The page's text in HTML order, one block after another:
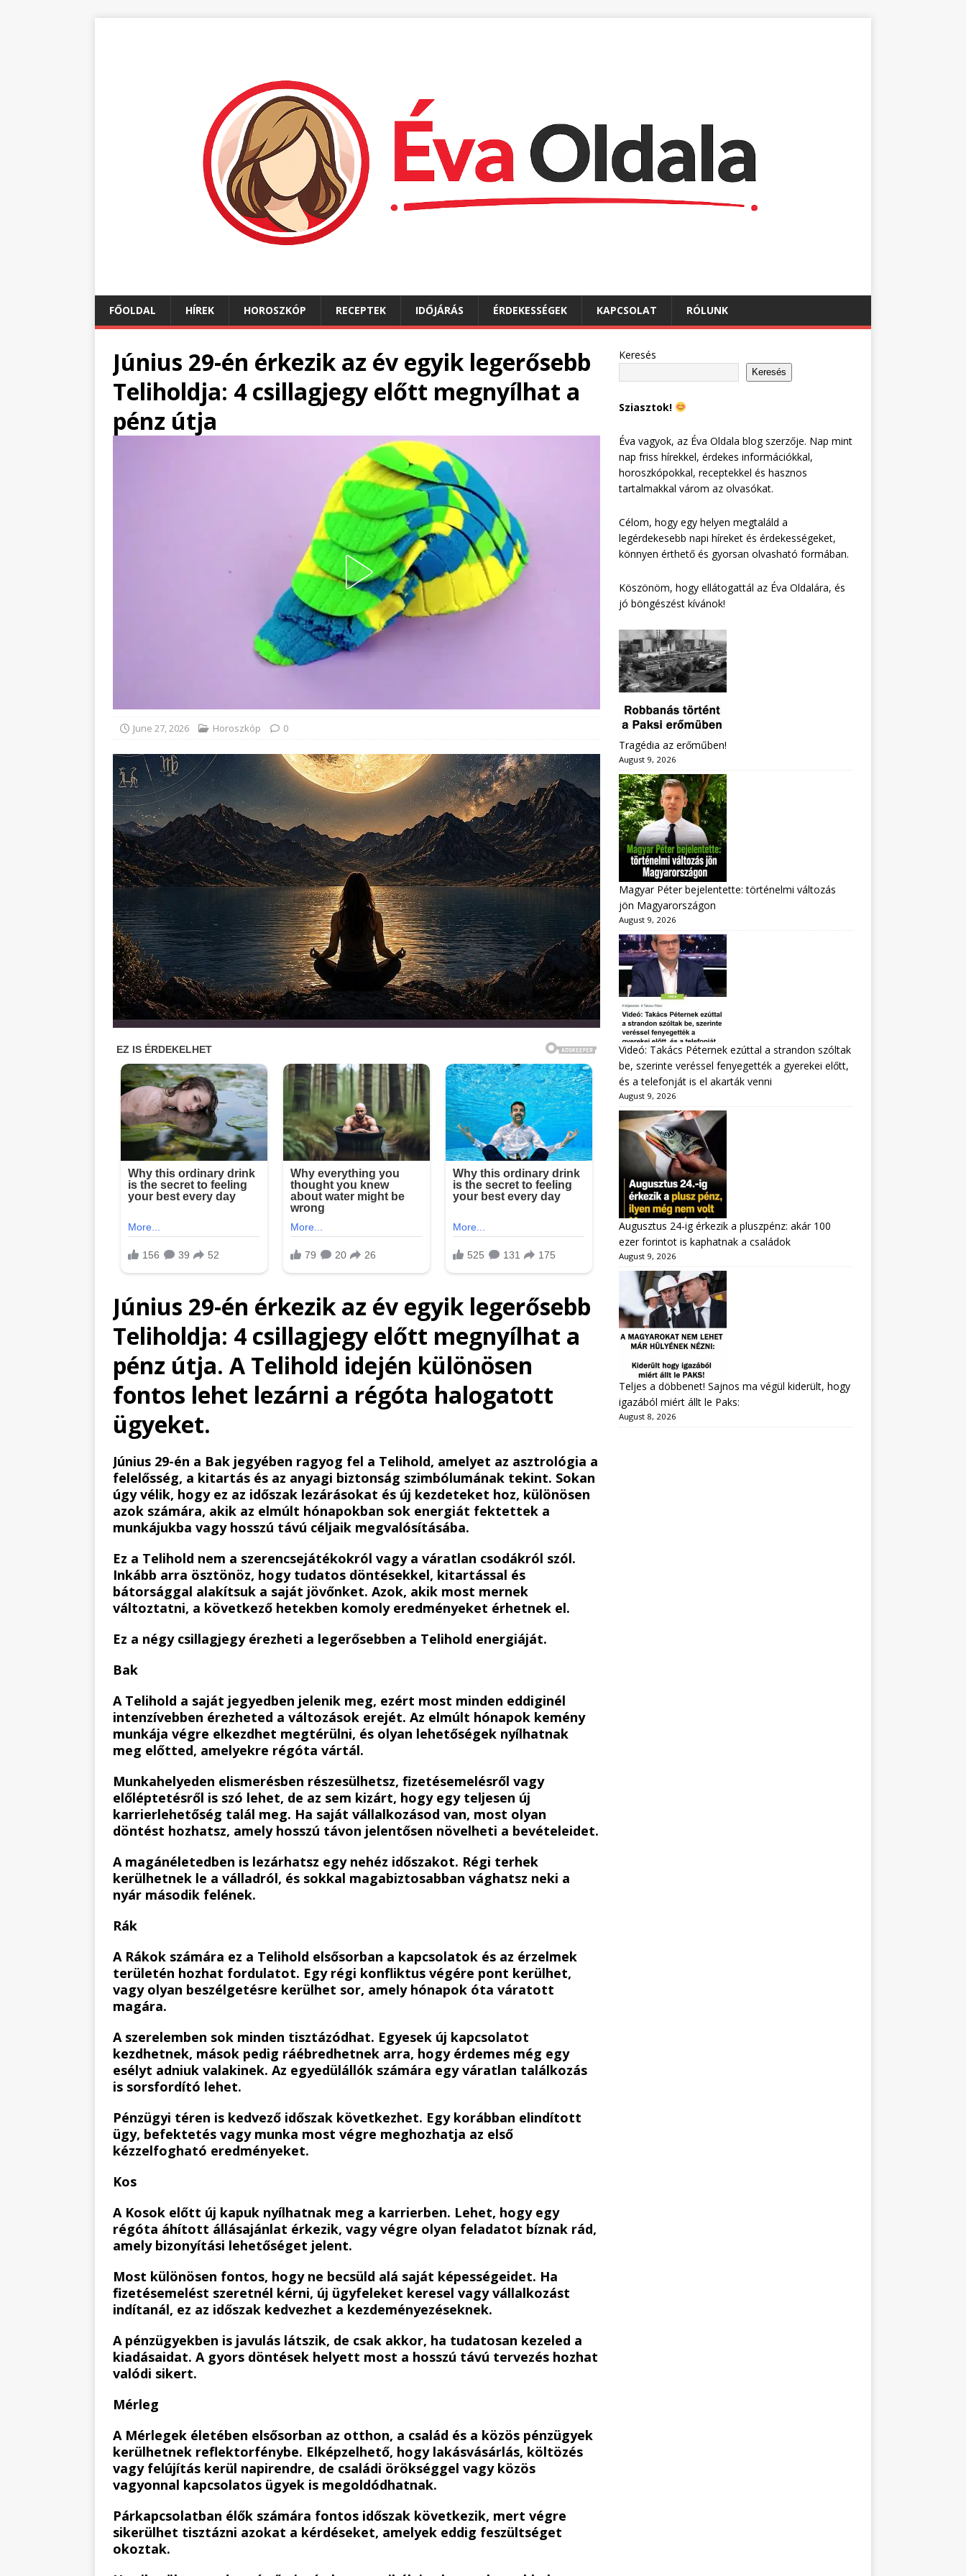
FŐOLDAL HÍREK HOROSZKÓP RECEPTEK IDŐJÁRÁS ÉRDEKESSÉGEK KAPCSOLAT RÓLUNK
Június 29-én érkezik az év egyik legerősebb
Teliholdja: 4 csillagjegy előtt megnyílhat a
pénz útja
June 27, 2026 Horoszkóp 0
Június 29-én érkezik az év egyik legerősebb
Teliholdja: 4 csillagjegy előtt megnyílhat a
pénz útja. A Telihold idején különösen
fontos lehet lezárni a régóta halogatott
ügyeket.
Június 29-én a Bak jegyében ragyog fel a Telihold, amelyet az asztrológia a
felelősség, a kitartás és az anyagi biztonság szimbólumának tekint. Sokan
úgy vélik, hogy ez az időszak lezárásokat és új kezdeteket hoz, különösen
azok számára, akik az elmúlt hónapokban sok energiát fektettek a
munkájukba vagy hosszú távú céljaik megvalósításába.
Ez a Telihold nem a szerencsejátékokról vagy a váratlan csodákról szól.
Inkább arra ösztönöz, hogy tudatos döntésekkel, kitartással és
bátorsággal alakítsuk a saját jövőnket. Azok, akik most mernek
változtatni, a következő hetekben komoly eredményeket érhetnek el.
Ez a négy csillagjegy érezheti a legerősebben a Telihold energiáját.
Bak
A Telihold a saját jegyedben jelenik meg, ezért most minden eddiginél
intenzívebben érezheted a változások erejét. Az elmúlt hónapok kemény
munkája végre elkezdhet megtérülni, és olyan lehetőségek nyílhatnak
meg előtted, amelyekre régóta vártál.
Munkahelyeden elismerésben részesülhetsz, fizetésemelésről vagy
előléptetésről is szó lehet, de az sem kizárt, hogy egy teljesen új
karrierlehetőség talál meg. Ha saját vállalkozásod van, most olyan
döntést hozhatsz, amely hosszú távon jelentősen növelheti a bevételeidet.
A magánéletedben is lezárhatsz egy nehéz időszakot. Régi terhek
kerülhetnek le a válladról, és sokkal magabiztosabban vághatsz neki a
nyár második felének.
Rák
A Rákok számára ez a Telihold elsősorban a kapcsolatok és az érzelmek
területén hozhat fordulatot. Egy régi konfliktus végére pont kerülhet,
vagy olyan beszélgetésre kerülhet sor, amely hónapok óta váratott
magára.
A szerelemben sok minden tisztázódhat. Egyesek új kapcsolatot
kezdhetnek, mások pedig ráébredhetnek arra, hogy érdemes még egy
esélyt adniuk valakinek. Az egyedülállók számára egy váratlan találkozás
is sorsfordító lehet.
Pénzügyi téren is kedvező időszak következhet. Egy korábban elindított
ügy, befektetés vagy munka most végre meghozhatja az első
kézzelfogható eredményeket.
Kos
A Kosok előtt új kapuk nyílhatnak meg a karrierben. Lehet, hogy egy
régóta áhított állásajánlat érkezik, vagy végre olyan feladatot bíznak rád,
amely bizonyítási lehetőséget jelent.
Most különösen fontos, hogy ne becsüld alá saját képességeidet. Ha
fizetésemelést szeretnél kérni, új ügyfeleket keresel vagy vállalkozást
indítanál, ez az időszak kedvezhet a kezdeményezéseknek.
A pénzügyekben is javulás látszik, de csak akkor, ha tudatosan kezeled a
kiadásaidat. A gyors döntések helyett most a hosszú távú tervezés hozhat
valódi sikert.
Mérleg
A Mérlegek életében elsősorban az otthon, a család és a közös pénzügyek
kerülhetnek reflektorfénybe. Elképzelhető, hogy lakásvásárlás, költözés
vagy felújítás kerül napirendre, de családi örökséggel vagy közös
vagyonnal kapcsolatos ügyek is megoldódhatnak.
Párkapcsolatban élők számára fontos időszak következik, mert végre
sikerülhet tisztázni azokat a kérdéseket, amelyek eddig feszültséget
okoztak.
Keresés
Keresés
Sziasztok!
Éva vagyok, az Éva Oldala blog szerzője. Nap mint
nap friss hírekkel, érdekes információkkal,
horoszkópokkal, receptekkel és hasznos
tartalmakkal várom az olvasókat.
Célom, hogy egy helyen megtaláld a
legérdekesebb napi híreket és érdekességeket,
könnyen érthető és gyorsan olvasható formában.
Köszönöm, hogy ellátogattál az Éva Oldalára, és
jó böngészést kívánok!
Tragédia az erőműben!
August 9, 2026
Magyar Péter bejelentette: történelmi változás
jön Magyarországon
August 9, 2026
Videó: Takács Péternek ezúttal a strandon szóltak
be, szerinte veréssel fenyegették a gyerekei előtt,
és a telefonját is el akarták venni
August 9, 2026
Augusztus 24-ig érkezik a pluszpénz: akár 100
ezer forintot is kaphatnak a családok
August 9, 2026
Teljes a döbbenet! Sajnos ma végül kiderült, hogy
igazából miért állt le Paks:
August 8, 2026